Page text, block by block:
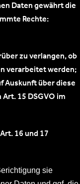
Daten gewährt die
Rechte:
zu verlangen, ob
verarbeitet werden;
Auskunft über diese
15 DSGVO im
16 und 17
sie